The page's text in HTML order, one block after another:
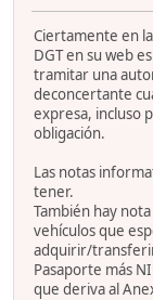
Ciertamente en
DGT en su web
tramitar una
deconcertante
expresa, incluso
obligación.
Las notas
tener.
También hay
vehículos que
adquirir/
Pasaporte más
que deriva al